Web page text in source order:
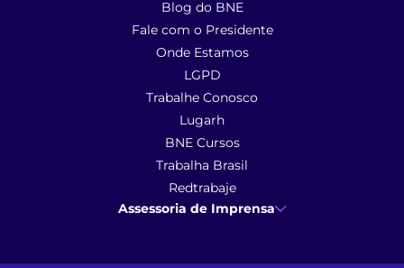
Blog do BNE
Fale com o Presidente
Onde Estamos
LGPD
Trabalhe Conosco
Lugarh
BNE Cursos
Trabalha Brasil
Redtrabaje
Assessoria de Imprensa